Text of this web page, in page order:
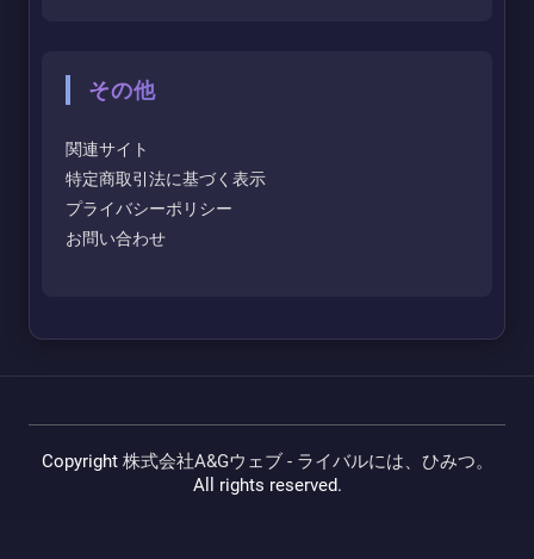
その他
関連サイト
特定商取引法に基づく表示
プライバシーポリシー
お問い合わせ
Copyright 株式会社A&Gウェブ - ライバルには、ひみつ。
All rights reserved.